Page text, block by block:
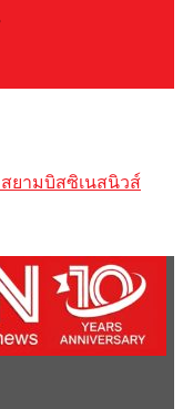
สยามบิสซิเนสนิวส์